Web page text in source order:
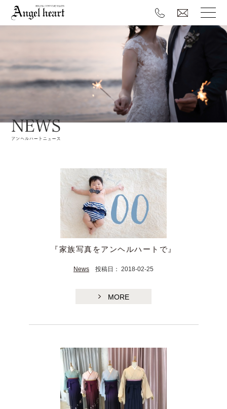
『家族写真をアンヘルハートで』
News 投稿日： 2018-02-25
MORE